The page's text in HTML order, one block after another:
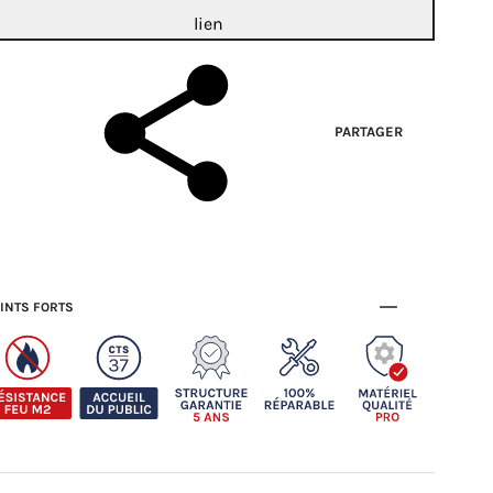
lien
PARTAGER
FORTS